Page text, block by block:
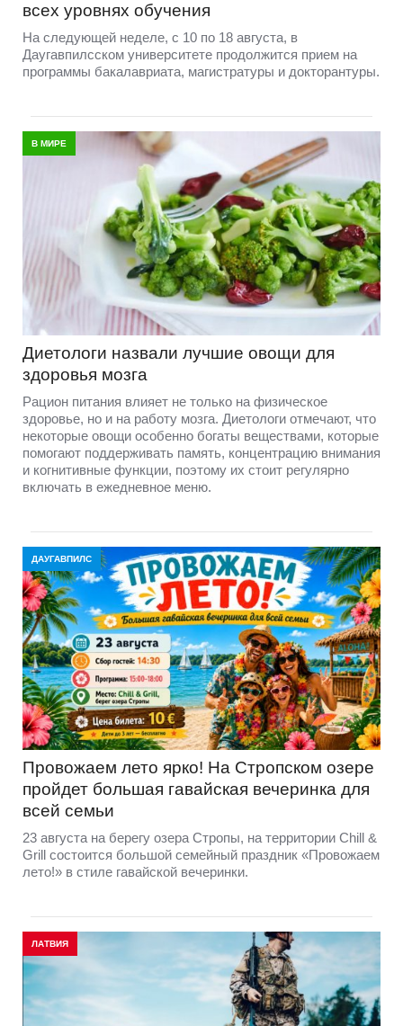
всех уровнях обучения
На следующей неделе, с 10 по 18 августа, в
Даугавпилсском университете продолжится прием на
программы бакалавриата, магистратуры и докторантуры.
В МИРЕ
Диетологи назвали лучшие овощи для
здоровья мозга
Рацион питания влияет не только на физическое
здоровье, но и на работу мозга. Диетологи отмечают, что
некоторые овощи особенно богаты веществами, которые
помогают поддерживать память, концентрацию внимания
и когнитивные функции, поэтому их стоит регулярно
включать в ежедневное меню.
ДАУГАВПИЛС
Провожаем лето ярко! На Стропском озере
пройдет большая гавайская вечеринка для
всей семьи
23 августа на берегу озера Стропы, на территории Chill &
Grill состоится большой семейный праздник «Провожаем
лето!» в стиле гавайской вечеринки.
ЛАТВИЯ